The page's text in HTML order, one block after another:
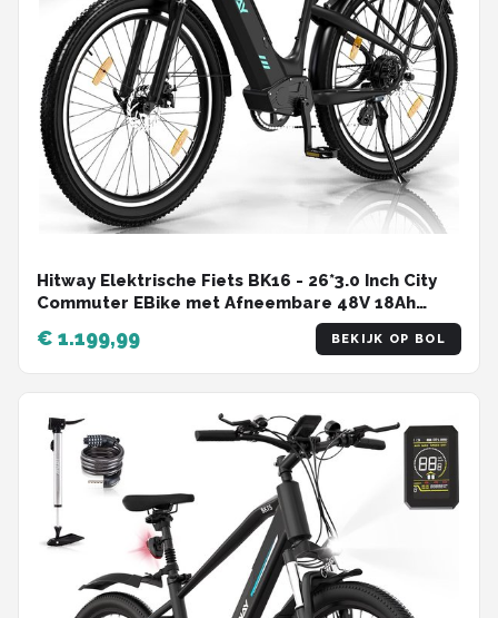
Hitway Elektrische Fiets BK16 - 26*3.0 Inch City
Commuter EBike met Afneembare 48V 18Ah
Lithium Batterij - Mountain E-Bike met 250W
Motor - 7 Versnellingen - IP54 Waterdicht
€ 1.199,99 BEKIJK OP BOL